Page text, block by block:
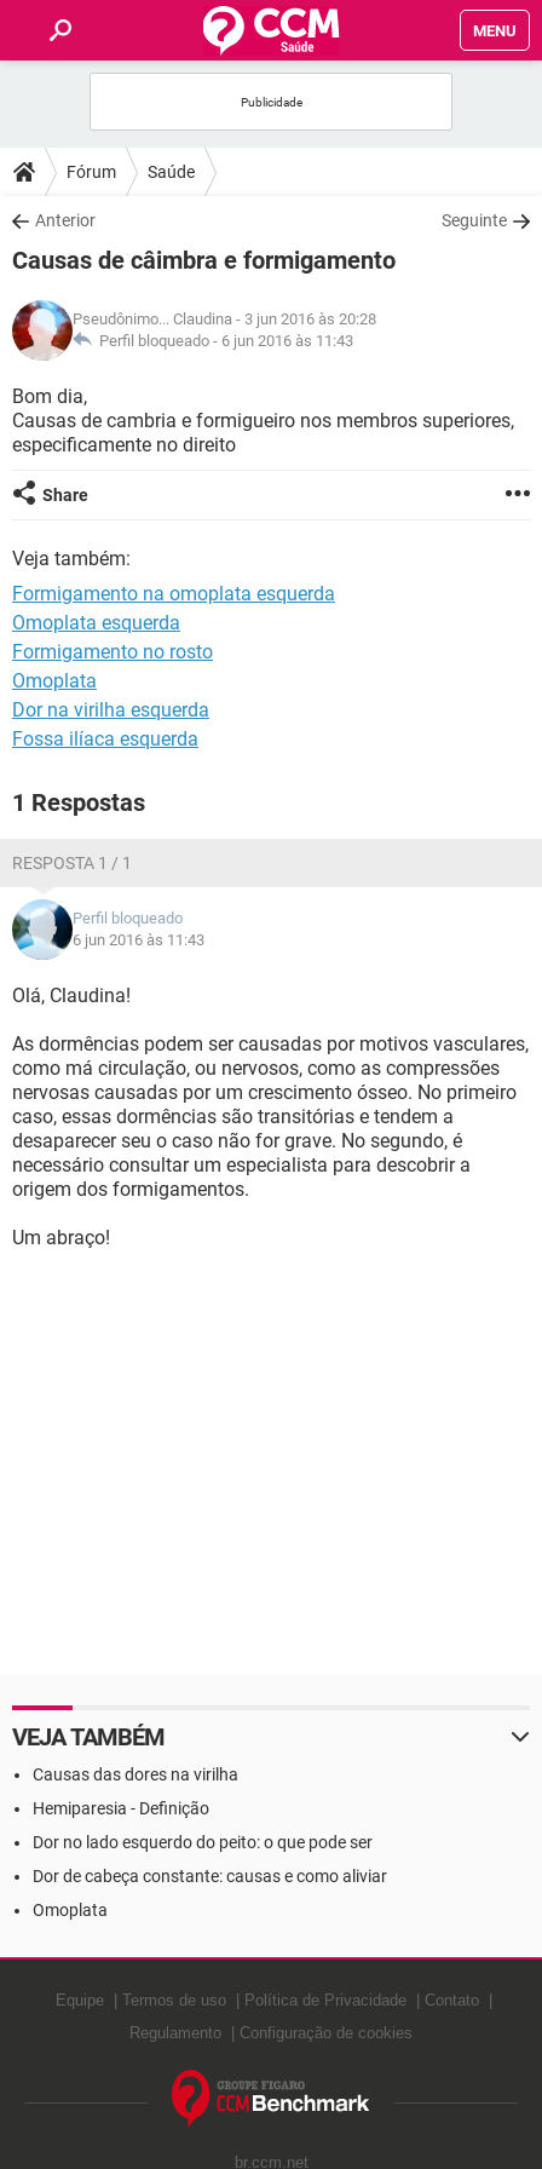
MENU
FÓRUM
SAÚDE
NUTRIÇÃO
BEM-ESTAR
Fórum Saúde
Anterior Seguinte
Causas de câimbra e formigamento
Pseudônimo... Claudina - 3 jun 2016 às 20:28
Perfil bloqueado - 6 jun 2016 às 11:43
Bom dia,
Causas de cambria e formigueiro nos membros superiores,
especificamente no direito
Share
Veja também:
Formigamento na omoplata esquerda
Omoplata esquerda
Formigamento no rosto
Omoplata
Dor na virilha esquerda
Fossa ilíaca esquerda
1 Respostas
RESPOSTA 1 / 1
Perfil bloqueado
6 jun 2016 às 11:43
Olá, Claudina!
As dormências podem ser causadas por motivos vasculares,
como má circulação, ou nervosos, como as compressões
nervosas causadas por um crescimento ósseo. No primeiro
caso, essas dormências são transitórias e tendem a
desaparecer seu o caso não for grave. No segundo, é
necessário consultar um especialista para descobrir a
origem dos formigamentos.
Um abraço!
VEJA TAMBÉM
Causas das dores na virilha
Hemiparesia - Definição
Dor no lado esquerdo do peito: o que pode ser
Dor de cabeça constante: causas e como aliviar
Omoplata
Equipe Termos de uso Política de Privacidade
Contato
Regulamento
Configuração de cookies
br.ccm.net